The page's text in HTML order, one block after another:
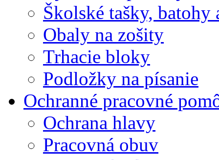
Školské tašky, batohy
Obaly na zošity
Trhacie bloky
Podložky na písanie
Ochranné pracovné
Ochrana hlavy
Pracovná obuv